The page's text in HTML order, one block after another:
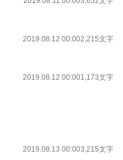
2019.08.12 00:002,215文字
2019.08.12 00:001,173文字
2019.08.13 00:003,215文字